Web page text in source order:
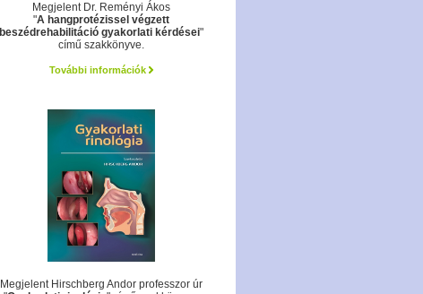
Megjelent Dr. Reményi Ákos
"A hangprotézissel végzett
beszédrehabilitáció gyakorlati kérdései"
című szakkönyve.
További információk
Megjelent Hirschberg Andor professzor úr